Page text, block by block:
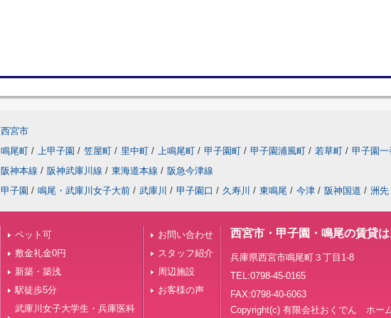
西宮市
鳴尾町 / 上甲子園 / 笠屋町 / 里中町 / 上鳴尾町 / 甲子園町 / 甲子園浦風町 / 若草町 / 甲子園一
阪神本線 / 阪神武庫川線 / 東海道本線 / 阪急今津線
甲子園 / 鳴尾・武庫川女子大前 / 武庫川 / 甲子園口 / 久寿川 / 東鳴尾 / 今津 / 阪神国道 / 洲先
ペット可
敷金礼金0円
新築・築浅
駅徒歩5分
武庫川女子大学生・兵庫医科
お問い合わせ
スタッフ紹介
周辺施設
お客様の声
西宮市・甲子園・鳴尾の賃貸
兵庫県西宮市鳴尾町３丁目1-8
TEL:0798-45-0165
FAX:0798-40-6063
Copyright(c) 有限会社おくでん ホー